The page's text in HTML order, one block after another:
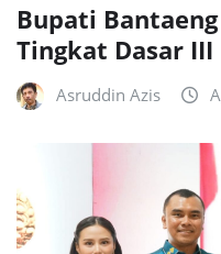
Bupati
Tingkat Dasar III
Asruddin Azis